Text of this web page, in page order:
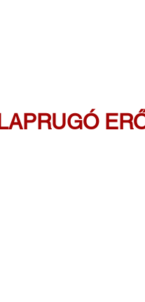
LAPRUGÓ